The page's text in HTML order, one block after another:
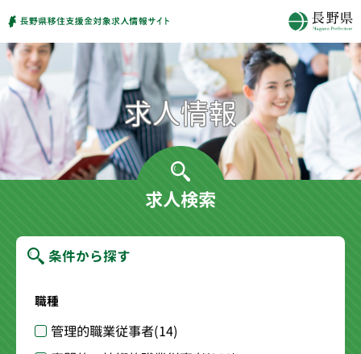
求人検索
条件から探す
職種
管理的職業従事者(14)